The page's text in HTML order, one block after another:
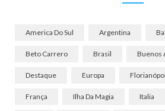
America Do Sul Argentina
Beto Carrero Brasil Buenos
Destaque Europa
França Ilha Da Magia Italia